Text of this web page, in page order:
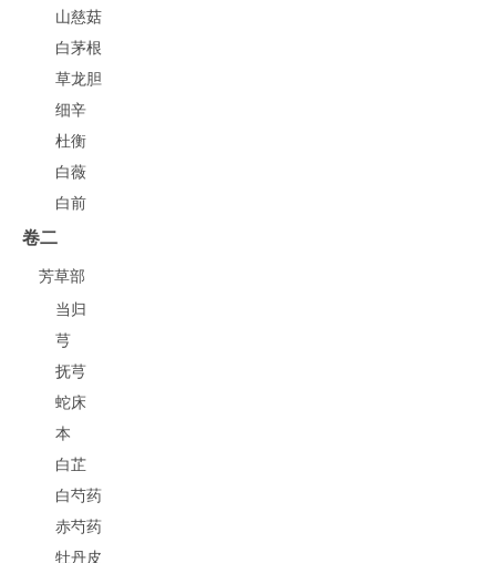
山慈菇
白茅根
草龙胆
细辛
杜衡
白薇
白前
卷二
芳草部
当归
芎
抚芎
蛇床
本
白芷
白芍药
赤芍药
牡丹皮